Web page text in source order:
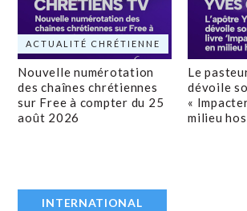
ACTUALITÉ CHRÉTIENNE
Nouvelle numérotation
des chaînes chrétiennes
sur Free à compter du 25
août 2026
Le
dévoile
«
milieu
INTERNATIONAL